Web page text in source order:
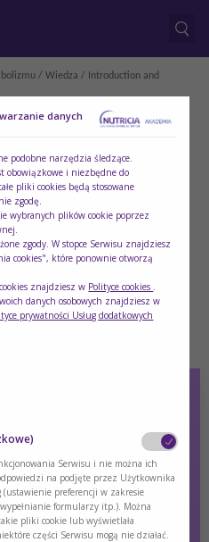
/ Wiedza / Introduction and
- UCD
are inborn errors of ammonia
danych
podobne narzędzia śledzące.
obowiązkowe i niezbędne do
pliki cookies będą stosowane
zgodę.
wybranych plików cookie poprzez
zgody. W stopce Serwisu znajdziesz
cookies", które ponownie otworzą
znajdziesz w Polityce cookies
danych osobowych znajdziesz w
prywatności Usług dodatkowych
Serwisu i nie można ich
na podjęte przez Użytkownika
preferencji w zakresie
formularzy itp.). Można
pliki cookie lub wyświetlała
części Serwisu mogą nie działać.